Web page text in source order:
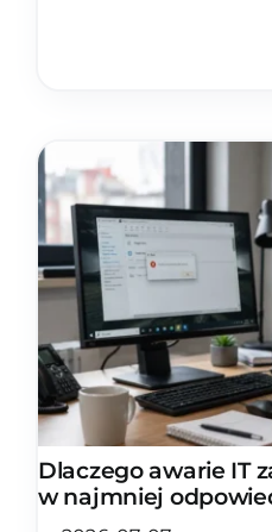
Dlaczego awarie IT
w najmniej